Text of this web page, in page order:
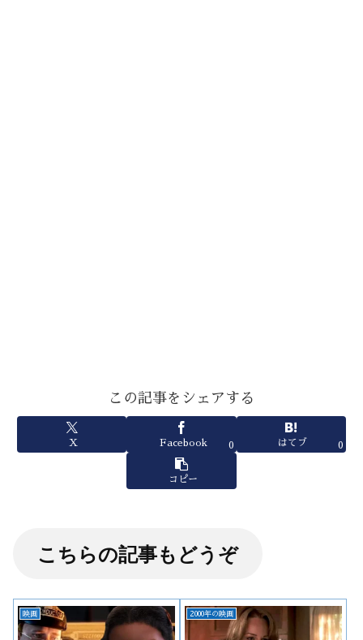
この記事をシェアする
X Facebook 0 はてブ 0
コピー
こちらの記事もどうぞ
映画 2000年の映画